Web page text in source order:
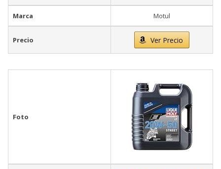
Marca Motul
Precio Ver Precio
Foto